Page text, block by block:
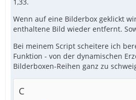
Wenn auf eine Bilderbox geklickt
enthaltene Bild wieder entfernt.
Bei meinem Script scheitere ich
Funktion - von der dynamischen
Bilderboxen-Reihen ganz zu
C